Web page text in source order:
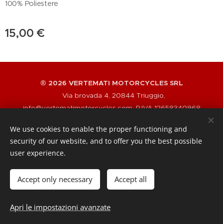
100% Poliestere
15,00 €
Aggiungi al carrello
® 2026 VERTEMATI MOTORCYCLES SRL
Via brovada 4, 20844 Triuggio,
info@vertematimotorcycles.com, P.IVA 12658340968
Cookies
We use cookies to enable the proper functioning and
security of our website, and to offer you the best possible
user experience.
Accept only necessary Accept all
Apri le impostazioni avanzate